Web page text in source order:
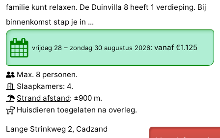
familie kunt relaxen. De Duinvilla 8 heeft 1 verdieping. Bij
binnenkomst stap je in ...
vrijdag 28 – zondag 30 augustus 2026: vanaf €1.125
Max. 8 personen.
Slaapkamers: 4.
Strand afstand: ±900 m.
Huisdieren toegelaten na overleg.
Lange Strinkweg 2, Cadzand